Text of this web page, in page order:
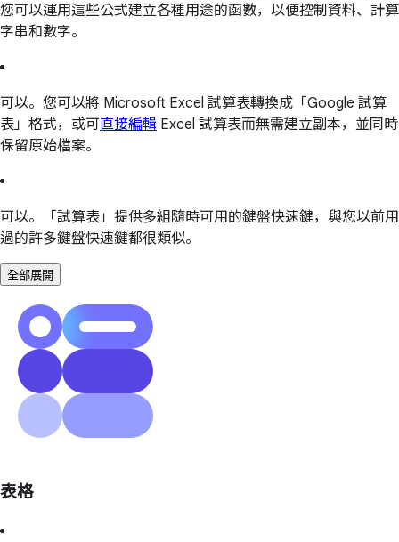
您可以運用這些公式建立各種用途的函數，以便控制資料、計算
字串和數字。
可以。您可以將 Microsoft Excel 試算表轉換成「Google 試算
表」格式，或可直接編輯 Excel 試算表而無需建立副本，並同時
保留原始檔案。
可以。「試算表」提供多組隨時可用的鍵盤快速鍵，與您以前用
過的許多鍵盤快速鍵都很類似。
全部展開
表格